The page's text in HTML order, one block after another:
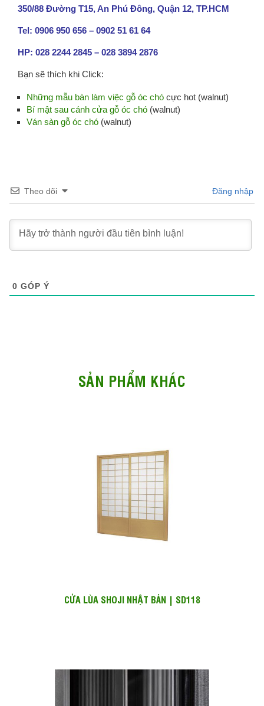
350/88 Đường T15, An Phú Đông, Quận 12, TP.HCM
Tel: 0906 950 656 – 0902 51 61 64
HP: 028 2244 2845 – 028 3894 2876
Bạn sẽ thích khi Click:
Những mẫu bàn làm việc gỗ óc chó cực hot (walnut)
Bí mật sau cánh cửa gỗ óc chó (walnut)
Ván sàn gỗ óc chó (walnut)
Theo dõi Đăng nhập
0 GÓP Ý
SẢN PHẨM KHÁC
CỬA LÙA SHOJI NHẬT BẢN | SD118